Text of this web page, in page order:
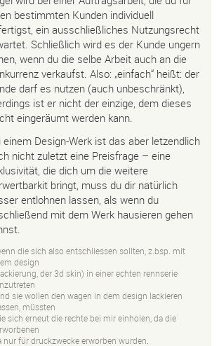
bestimmten Kunden individuell
ein ausschließliches Nutzungsrecht
Schließlich wird es der Kunde ungern
wenn du die selbe Arbeit auch an die
verkaufst. Also: „einfach“ heißt: der
darf es nutzen (auch unbeschränkt),
ist er nicht der einzige, dem dieses
eingeräumt werden kann.
einem Design-Werk ist das aber letzendlich
nicht zuletzt eine Preisfrage – eine
die dich um die weitere
bringt, muss du dir natürlich
entlohnen lassen, als wenn du
mit dem Werk hausieren gehen
die sich also entschliessen sollten, z.bsp. mit
design
der 3d skin) in einer echten rennserie
sie wollen den wagen in dem design lackieren
müssten
sich erneut die rechte bei mir einholen, da die
nur für druckzwecke erworben wurden.